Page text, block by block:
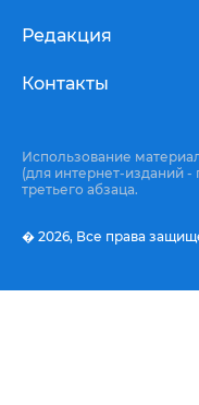
Редакция
Контакты
Использование
(для интернет-изданий -
третьего абзаца.
� 2026, Все права